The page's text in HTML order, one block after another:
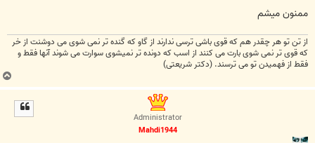
ممنون میشم
از تن تو هر چقدر هم كه قوی باشی ترسی ندارند از گاو كه گنده تر نمی شوی می دوشنت از خر
كه قوی تر نمی شوی بارت می كنند از اسب كه دونده تر نمیشوی سوارت می شوند آنها فقط و
فقط از فهمیدن تو می ترسند. (دکتر شریعتی)
ب
ا
Administrator
Mahdi1944